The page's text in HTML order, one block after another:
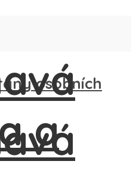
osobních